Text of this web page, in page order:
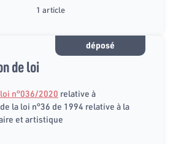
1 article
déposé
de loi
n°036/2020 relative à
la loi n°36 de 1994 relative à la
et artistique